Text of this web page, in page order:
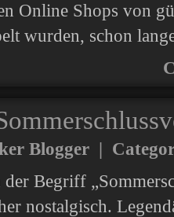
Online Shops von
wurden, schon
Blogger |
der Begriff
nostalgisch.